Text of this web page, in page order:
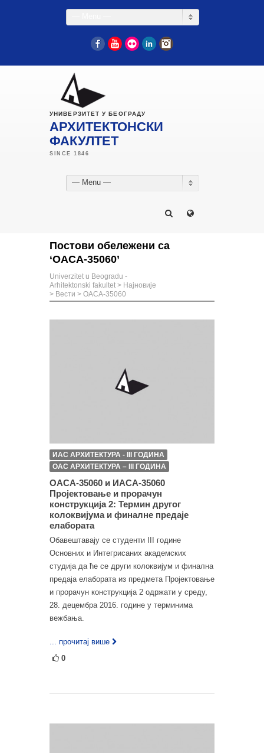
FacebookYouTube
Flickr LinkedIn
УНИВЕРЗИТЕТ У БЕОГРАДУ
АРХИТЕКТОНСКИ
ФАКУЛТЕТ
— Menu —
Постови обележени са
‘ОАСА-35060’
Univerzitet u Beogradu -
Arhitektonski fakultet > Најновије
> Вести > ОАСА-35060
ИАС АРХИТЕКТУРА - III ГОДИНА
ОАС АРХИТЕКТУРА – III ГОДИНА
ОАСА-35060 и ИАСА-35060
Пројектовање и прорачун
конструкција 2: Термин другог
колоквијума и финалне предаје
елабората
Обавештавају се студенти III године
Основних и Интегрисаних академских
студија да ће се други колоквијум и финална
предаја елабората из предмета Пројектовање
и прорачун конструкција 2 одржати у среду,
28. децембра 2016. године у терминима
вежбања.
... прочитај више
0